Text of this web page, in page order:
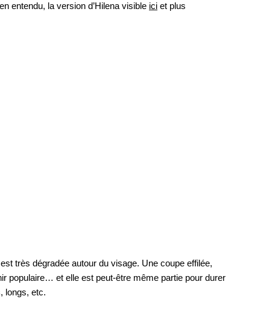
entendu, la version d’Hilena visible ici et plus
très dégradée autour du visage. Une coupe effilée,
populaire… et elle est peut-être même partie pour durer
longs, etc.